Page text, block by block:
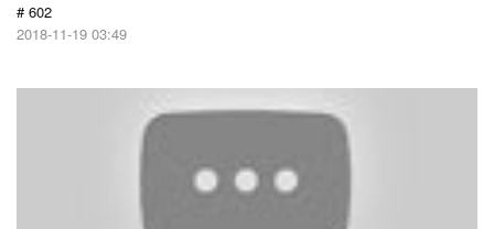
# 602
2018-11-19 03:49